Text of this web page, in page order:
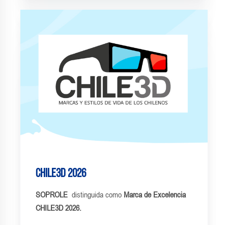
CHILE3D 2026
SOPROLE distinguida como Marca de Excelencia
CHILE3D 2026.